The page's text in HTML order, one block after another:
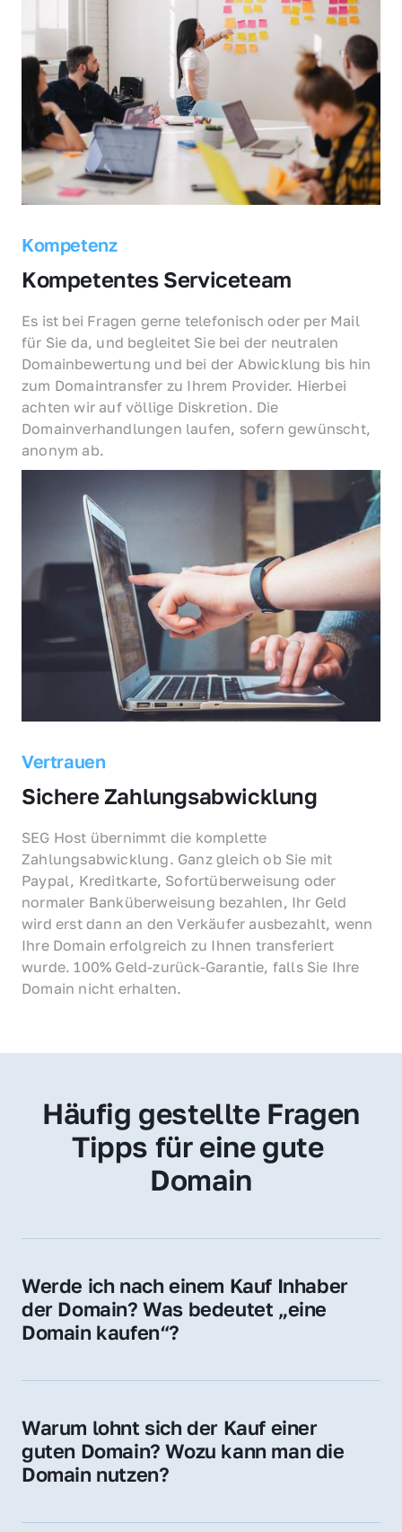
Kompetenz
Kompetentes Serviceteam
Es ist bei Fragen gerne telefonisch oder per Mail
für Sie da, und begleitet Sie bei der neutralen
Domainbewertung und bei der Abwicklung bis hin
zum Domaintransfer zu Ihrem Provider. Hierbei
achten wir auf völlige Diskretion. Die
Domainverhandlungen laufen, sofern gewünscht,
anonym ab.
Vertrauen
Sichere Zahlungsabwicklung
SEG Host übernimmt die komplette
Zahlungsabwicklung. Ganz gleich ob Sie mit
Paypal, Kreditkarte, Sofortüberweisung oder
normaler Banküberweisung bezahlen, Ihr Geld
wird erst dann an den Verkäufer ausbezahlt, wenn
Ihre Domain erfolgreich zu Ihnen transferiert
wurde. 100% Geld-zurück-Garantie, falls Sie Ihre
Domain nicht erhalten.
Häufig gestellte Fragen
Tipps für eine gute
Domain
Werde ich nach einem Kauf Inhaber
der Domain? Was bedeutet „eine
Domain kaufen“?
Sie erhalten alle Rechte zur Nutzung,
Domain.
Warum lohnt sich der Kauf einer
guten Domain? Wozu kann man die
Domain nutzen?